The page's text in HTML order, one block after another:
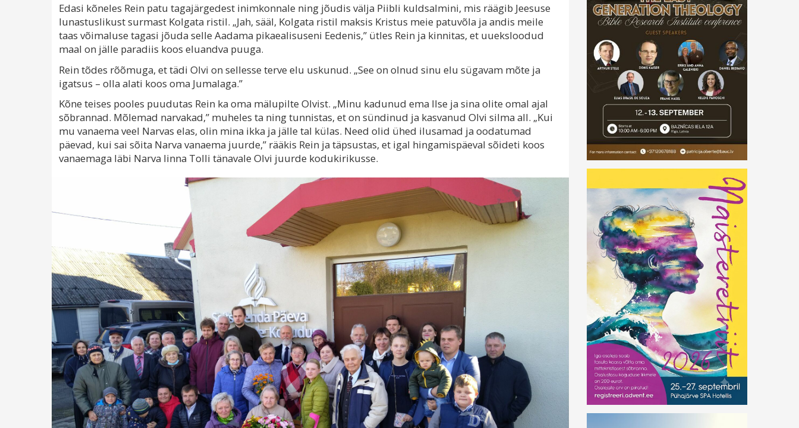
Edasi kõneles Rein patu tagajärgedest inimkonnale ning jõudis välja Piibli kuldsalmini, mis räägib Jeesuse
lunastuslikust surmast Kolgata ristil. „Jah, sääl, Kolgata ristil maksis Kristus meie patuvõla ja andis meile
taas võimaluse tagasi jõuda selle Aadama pikaealisuseni Eedenis,” ütles Rein ja kinnitas, et uueksloodud
maal on jälle paradiis koos eluandva puuga.
Rein tõdes rõõmuga, et tädi Olvi on sellesse terve elu uskunud. „See on olnud sinu elu sügavam mõte ja
igatsus – olla alati koos oma Jumalaga.”
Kõne teises pooles puudutas Rein ka oma mälupilte Olvist. „Minu kadunud ema Ilse ja sina olite omal ajal
sõbrannad. Mõlemad narvakad,” muheles ta ning tunnistas, et on sündinud ja kasvanud Olvi silma all. „Kui
mu vanaema veel Narvas elas, olin mina ikka ja jälle tal külas. Need olid ühed ilusamad ja oodatumad
päevad, kui sai sõita Narva vanaema juurde,” rääkis Rein ja täpsustas, et igal hingamispäeval sõideti koos
vanaemaga läbi Narva linna Tolli tänavale Olvi juurde kodukirikusse.